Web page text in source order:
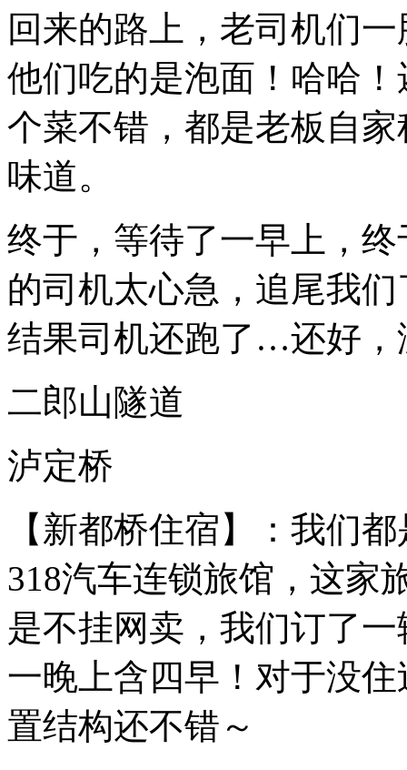
回来的路上，老司机们
他们吃的是泡面！哈哈
个菜不错，都是老板自
味道。
终于，等待了一早上，
的司机太心急，追尾我
结果司机还跑了…还好，
二郎山隧道
泸定桥
【新都桥住宿】：我们
318汽车连锁旅馆，这家
是不挂网卖，我们订了
一晚上含四早！对于没
置结构还不错～